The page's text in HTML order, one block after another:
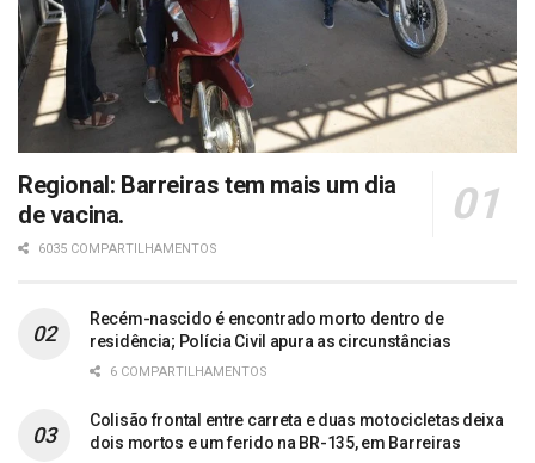
Regional: Barreiras tem mais um dia
de vacina.
6035 COMPARTILHAMENTOS
Recém-nascido é encontrado morto dentro de
residência; Polícia Civil apura as circunstâncias
6 COMPARTILHAMENTOS
Colisão frontal entre carreta e duas motocicletas deixa
dois mortos e um ferido na BR-135, em Barreiras